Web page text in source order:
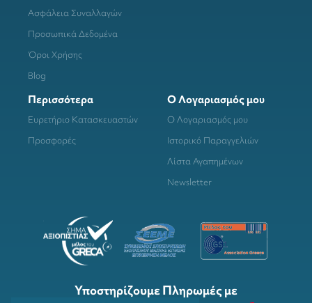
Ασφάλεια Συναλλαγών
Προσωπικά Δεδομένα
Όροι Χρήσης
Blog
Περισσότερα
Ευρετήριο Κατασκευαστών
Προσφορές
Ο Λογαριασμός μου
Ο Λογαριασμός μου
Ιστορικό Παραγγελιών
Λίστα Αγαπημένων
Newsletter
Υποστηρίζουμε Πληρωμές με